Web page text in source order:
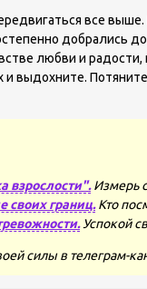
все
добрались
любви и
выдохните.
взрослости".Измерь
своих границ.Кто
Успокой
силы в телеграм-